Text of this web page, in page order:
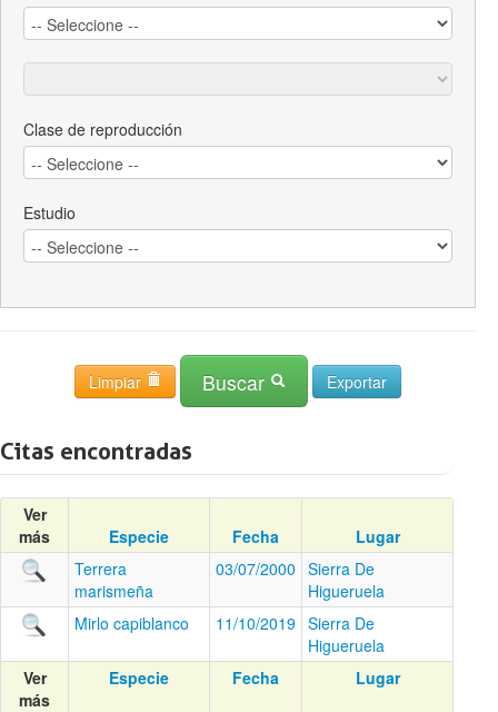
Clase de reproducción
Estudio
Limpiar Buscar
Citas encontradas
Ver
más
Especie Fecha
Lugar
Terrera
marismeña
03/07/2000 Sierra De
Higueruela
Mirlo capiblanco
11/10/2019 Sierra De
Higueruela
Ver
más
Especie Fecha Lugar